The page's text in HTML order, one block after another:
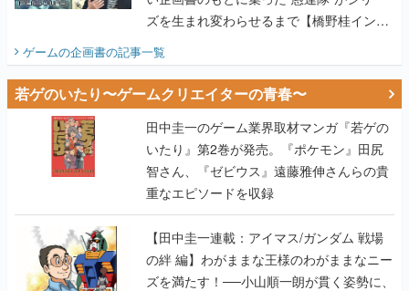
ズを生まれ変わらせるまで【橋野桂インタ
ゲームの企画書の記事一覧
若ゲのいたり〜ゲームクリエイターの青春〜
田中圭一のゲーム業界取材マンガ『若ゲの
いたり』第2巻が発売。『ポケモン』田尻
智さん、『ゼビウス』遠藤雅伸さんらの貴
重なエピソードを収録
【田中圭一連載：アイマス/ガンダム 戦場
の絆 編】わがままな王様のわがままなニー
ズを満たす！──小山順一朗が貫く姿勢に、